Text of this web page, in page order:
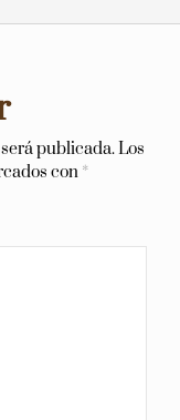
publicada.Los
con *